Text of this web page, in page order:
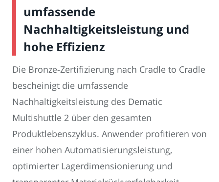
umfassende
Nachhaltigkeitsleistung und
hohe Effizienz
Die Bronze-Zertifizierung nach Cradle to Cradle
bescheinigt die umfassende
Nachhaltigkeitsleistung des Dematic
Multishuttle 2 über den gesamten
Produktlebenszyklus. Anwender profitieren von
einer hohen Automatisierungsleistung,
optimierter Lagerdimensionierung und